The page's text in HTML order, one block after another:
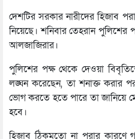
দেশটির সরকার নারীদের হিজাব
নিয়েছে। শনিবার তেহরান
আলজাজিরার।
পুলিশের পক্ষ থেকে দেওয়া
লঙ্ঘন করেছেন, তা শনাক্ত করার
ভোগ করতে হতে পারে তা জানিয়ে
হবে।
হিজাব ঠিকমতো না পরার কারণে